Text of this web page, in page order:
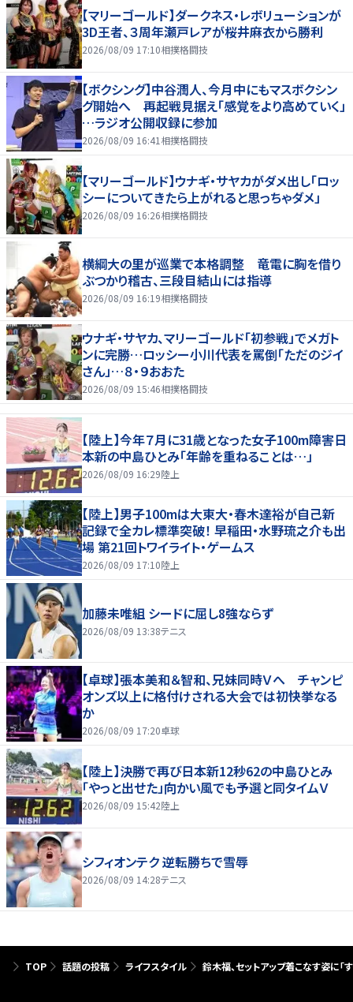
【マリーゴールド】ダークネス・レボリューションが
3D王者、３周年瀬戸レアが桜井麻衣から勝利
2026/08/09 17:10相撲格闘技
【ボクシング】中谷潤人、今月中にもマスボクシン
グ開始へ 再起戦見据え「感覚をより高めていく」
…ラジオ公開収録に参加
2026/08/09 16:41 相撲格闘技
【マリーゴールド】ウナギ・サヤカがダメ出し「ロッ
シーについてきたら上がれると思っちゃダメ」
2026/08/09 16:26相撲格闘技
横綱大の里が巡業で本格調整 竜電に胸を借り
ぶつかり稽古、三段目結山には指導
2026/08/09 16:19相撲格闘技
ウナギ・サヤカ、マリーゴールド「初参戦」でメガト
ンに完勝…ロッシー小川代表を罵倒「ただのジイ
さん」…８・９おおた
2026/08/09 15:46相撲格闘技
【陸上】今年７月に31歳となった女子100m障害日
本新の中島ひとみ「年齢を重ねることは…」
2026/08/09 16:29陸上
【陸上】男子100mは大東大・春木達裕が自己新
記録で全カレ標準突破！ 早稲田・水野琉之介も出
場 第21回トワイライト・ゲームス
2026/08/09 17:10陸上
加藤未唯組 シードに屈し8強ならず
2026/08/09 13:38テニス
【卓球】張本美和＆智和、兄妹同時Ｖへ チャンピ
オンズ以上に格付けされる大会では初快挙なる
か
2026/08/09 17:20卓球
【陸上】決勝で再び日本新12秒62の中島ひとみ
「やっと出せた」向かい風でも予選と同タイムＶ
2026/08/09 15:42陸上
シフィオンテク 逆転勝ちで雪辱
2026/08/09 14:28テニス
TOP 話題の投稿 ライフスタイル 鈴木福、セットアップ着こなす姿に「